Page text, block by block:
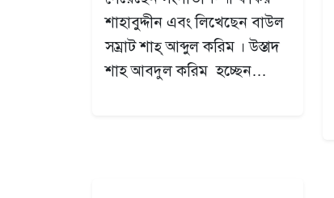
শাহাবুদ্দীন এবং লিখেছেন বাউল
সম্রাট শাহ্‌ আব্দুল করিম । উস্তাদ
শাহ আবদুল করিম হচ্ছেন…